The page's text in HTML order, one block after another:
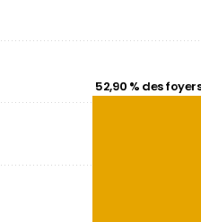
52,90 % des